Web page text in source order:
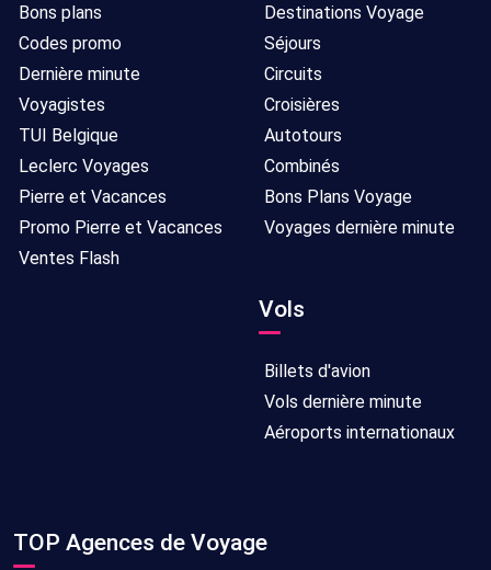
Bons plans
Codes promo
Dernière minute
Voyagistes
TUI Belgique
Leclerc Voyages
Pierre et Vacances
Promo Pierre et Vacances
Ventes Flash
Destinations Voyage
Séjours
Circuits
Croisières
Autotours
Combinés
Bons Plans Voyage
Voyages dernière minute
Vols
Billets d'avion
Vols dernière minute
Aéroports internationaux
TOP Agences de Voyage